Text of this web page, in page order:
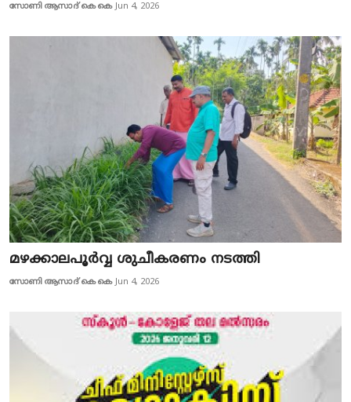
സോണി ആസാദ് കെ കെ Jun 4, 2026
മഴക്കാലപൂർവ്വ ശുചീകരണം നടത്തി
സോണി ആസാദ് കെ കെ Jun 4, 2026